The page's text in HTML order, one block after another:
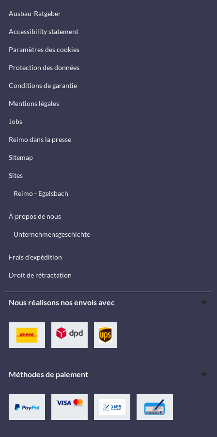
Ausbau-Ratgeber
Accessibility statement
Paramètres des cookies
Protection des données
Conditions de garantie
Mentions légales
Jobs
Reimo dans la presse
Sitemap
Sites
Reimo - Egelsbach
À propos de nous
Unternehmensgeschichte
Frais d'expédition
Droit de rétractation
Nous réalisons nos envois avec
Méthodes de paiement